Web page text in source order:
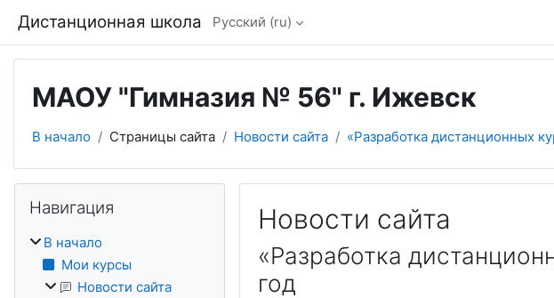
Дистанционная школа Русский ‎(ru)‎
МАОУ "Гимназия № 56" г. Ижевск
В начало Страницы сайта Новости сайта «Разработка дистанционных
Новости сайта
«Разработка
год
Блоки
Навигация
В начало
Мои курсы
Новости сайта